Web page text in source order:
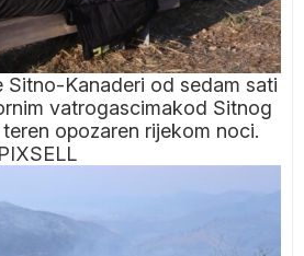
Sitno-Kanaderi od sedam sati
vatrogascimakod Sitnog
opozaren rijekom noci.